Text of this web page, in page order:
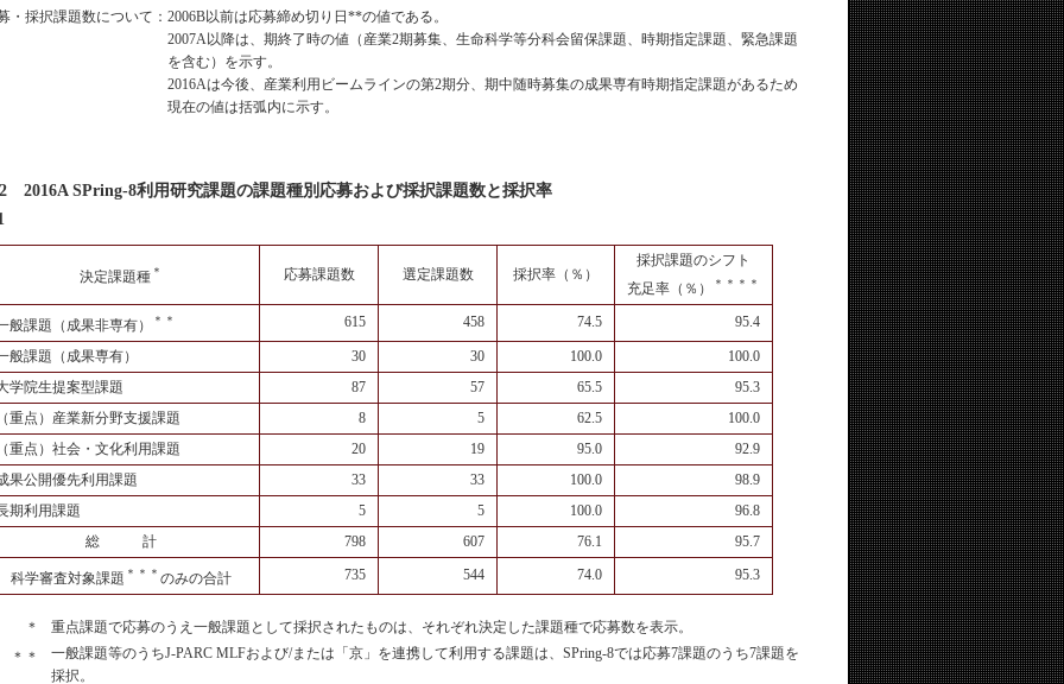
・採択課題数について： 2006B以前は応募締め切り日**の値である。
2007A以降は、期終了時の値（産業2期募集、生命科学等分科会留保課題、時期指定課題、緊急課題
を含む）を示す。
2016Aは今後、産業利用ビームラインの第2期分、期中随時募集の成果専有時期指定課題があるため
現在の値は括弧内に示す。
2016A SPring-8利用研究課題の課題種別応募および採択課題数と採択率
決定課題種 ＊ 応募課題数 選定課題数 採択率（％）
採択課題のシフト
充足率（％）
＊＊＊＊
般課題（成果非専有） ＊＊ 615 458 74.5 95.4
般課題（成果専有） 30 30 100.0
100.0
学院生提案型課題
87 57 65.5
95.3
重点）産業新分野支援課題
8 5 62.5
100.0
重点）社会・文化利用課題
20 19 95.0
92.9
果公開優先利用課題
33 33 100.0
98.9
期利用課題
5 5 100.0
96.8
総 計
798 607 76.1 95.7
科学審査対象課題 ＊＊＊ のみの合計 735 544 74.0 95.3
＊
重点課題で応募のうえ一般課題として採択されたものは、それぞれ決定した課題種で応募数を表示。
＊＊
一般課題等のうちJ-PARC MLFおよび/または「京」を連携して利用する課題は、SPring-8では応募7課題のうち7課題を
採択。